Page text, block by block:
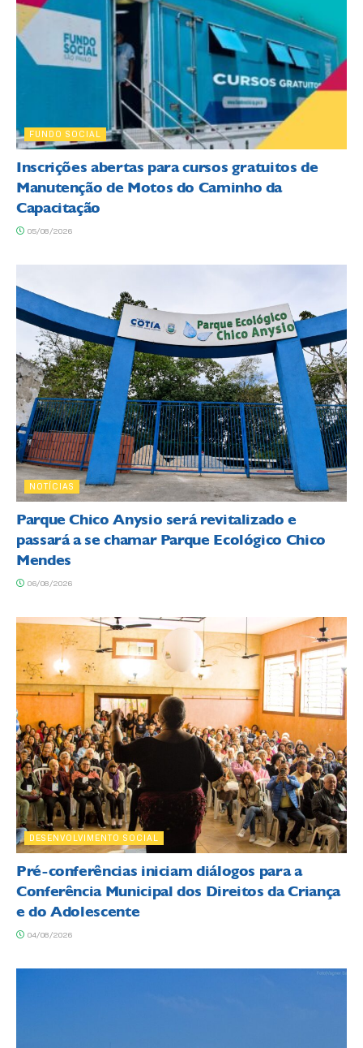
FUNDO SOCIAL
Inscrições abertas para cursos gratuitos de
Manutenção de Motos do Caminho da
Capacitação
05/08/2026
NOTÍCIAS
Parque Chico Anysio será revitalizado e
passará a se chamar Parque Ecológico Chico
Mendes
06/08/2026
DESENVOLVIMENTO SOCIAL
Pré-conferências iniciam diálogos para a
Conferência Municipal dos Direitos da Criança
e do Adolescente
04/08/2026